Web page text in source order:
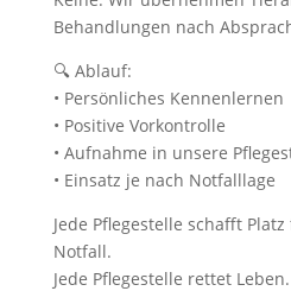
Behandlungen nach
🔍 Ablauf:
• Persönliches Kennenlernen
• Positive Vorkontrolle
• Aufnahme in unsere
• Einsatz je nach Notfalllage
Jede Pflegestelle schafft
Notfall.
Jede Pflegestelle rettet Leben.